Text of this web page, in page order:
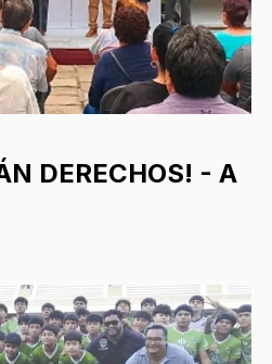
DERECHOS! - A